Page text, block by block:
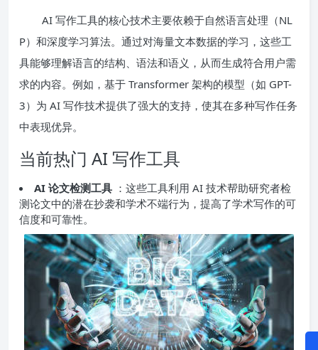
AI 写作工具的核心技术主要依赖于自然语言处理（NL
P）和深度学习算法。通过对海量文本数据的学习，这些工
具能够理解语言的结构、语法和语义，从而生成符合用户需
求的内容。例如，基于 Transformer 架构的模型（如 GPT-
3）为 AI 写作技术提供了强大的支持，使其在多种写作任务
中表现优异。
当前热门 AI 写作工具
AI 论文检测工具 ：这些工具利用 AI 技术帮助研究者检
测论文中的潜在抄袭和学术不端行为，提高了学术写作的可
信度和可靠性。